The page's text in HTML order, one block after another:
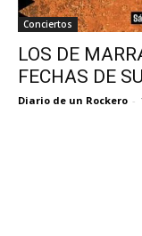
Conciertos
LOS DE
FECHAS DE
Diario de un Rockero -